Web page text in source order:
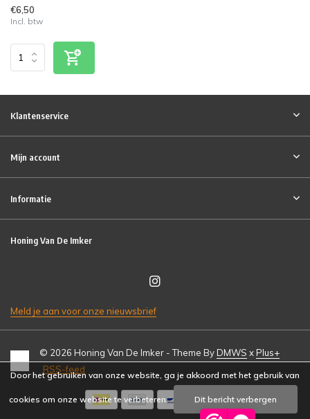
€6,50
Incl. btw
Klantenservice
Mijn account
Informatie
Honing Van De Imker
Meld je aan voor onze nieuwsbrief
© 2026 Honing Van De Imker - Theme ByDMWS xPlus+
RSS-feed
Door het gebruiken van onze website, ga je akkoord met het gebruik van
cookies om onze website te verbeteren. Dit bericht verbergen